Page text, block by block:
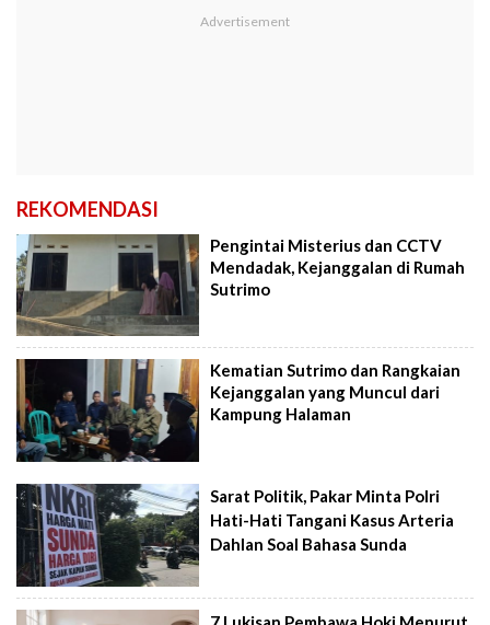
REKOMENDASI
Pengintai Misterius dan CCTV
Mendadak, Kejanggalan di Rumah
Sutrimo
Kematian Sutrimo dan Rangkaian
Kejanggalan yang Muncul dari
Kampung Halaman
Sarat Politik, Pakar Minta Polri
Hati-Hati Tangani Kasus Arteria
Dahlan Soal Bahasa Sunda